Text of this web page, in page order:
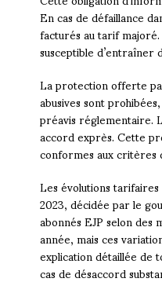
En cas de défaillance
facturés au tarif
susceptible
La protection offerte
abusives sont
préavis réglementaire.
accord exprès. Cette
conformes aux critères
Les évolutions
2023, décidée par le
abonnés EJP selon
année, mais ces
explication détaillée de
cas de désaccord